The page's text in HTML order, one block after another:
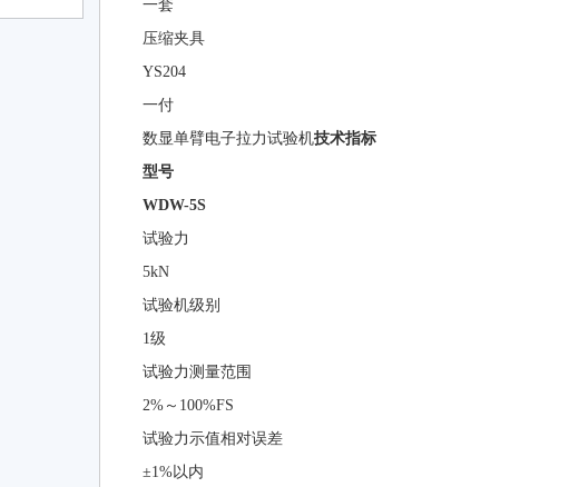
一套
压缩夹具
YS204
一付
数显单臂电子拉力试验机技术指标
型号
WDW-5S
试验力
5kN
试验机级别
1级
试验力测量范围
2%～100%FS
试验力示值相对误差
±1%以内